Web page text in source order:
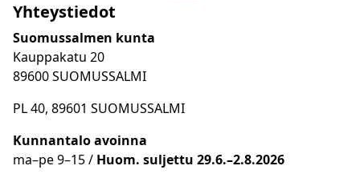
Yhteystiedot
Suomussalmen kunta
Kauppakatu 20
89600 SUOMUSSALMI
PL 40, 89601 SUOMUSSALMI
Kunnantalo avoinna
ma–pe 9–15 / Huom. suljettu 29.6.–2.8.2026